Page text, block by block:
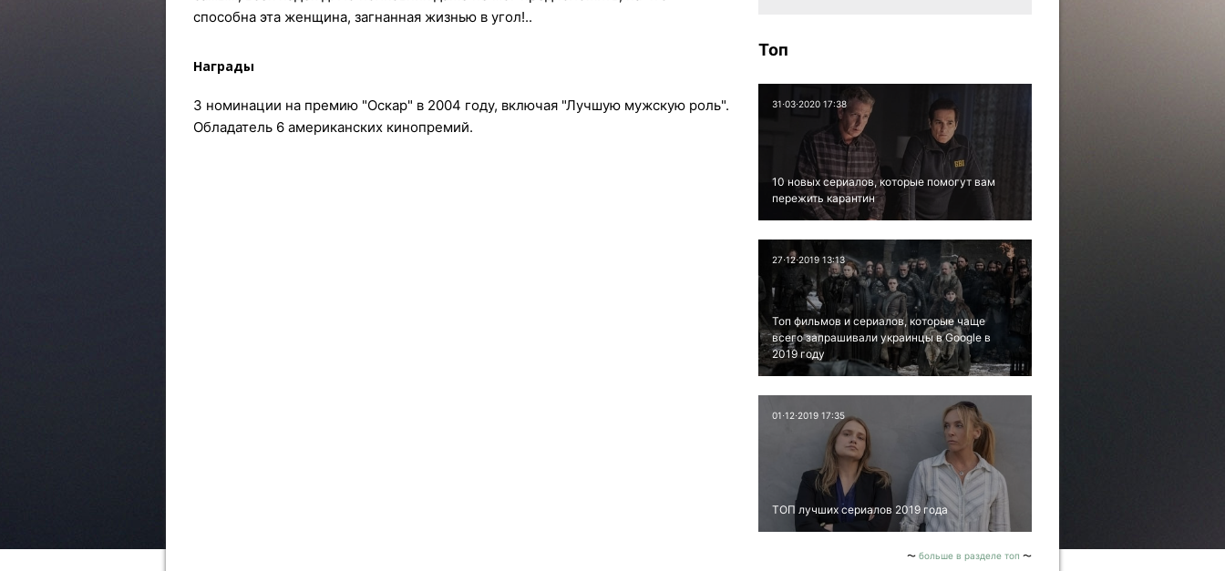
способна эта женщина, загнанная жизнью в угол!..
Награды
3 номинации на премию "Оскар" в 2004 году, включая "Лучшую мужскую роль".
Обладатель 6 американских кинопремий.
Топ
31⋅03⋅2020 17:38
10 новых сериалов, которые помогут вам
пережить карантин
27⋅12⋅2019 13:13
Топ фильмов и сериалов, которые чаще
всего запрашивали украинцы в Google в
2019 году
01⋅12⋅2019 17:35
ТОП лучших сериалов 2019 года
больше в разделе топ